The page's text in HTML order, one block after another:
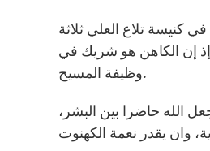
تلاع العلي ثلاثة
إذ إن الكاهن هو شريك في
وظيفة المسيح.
الله حاضرا بين البشر،